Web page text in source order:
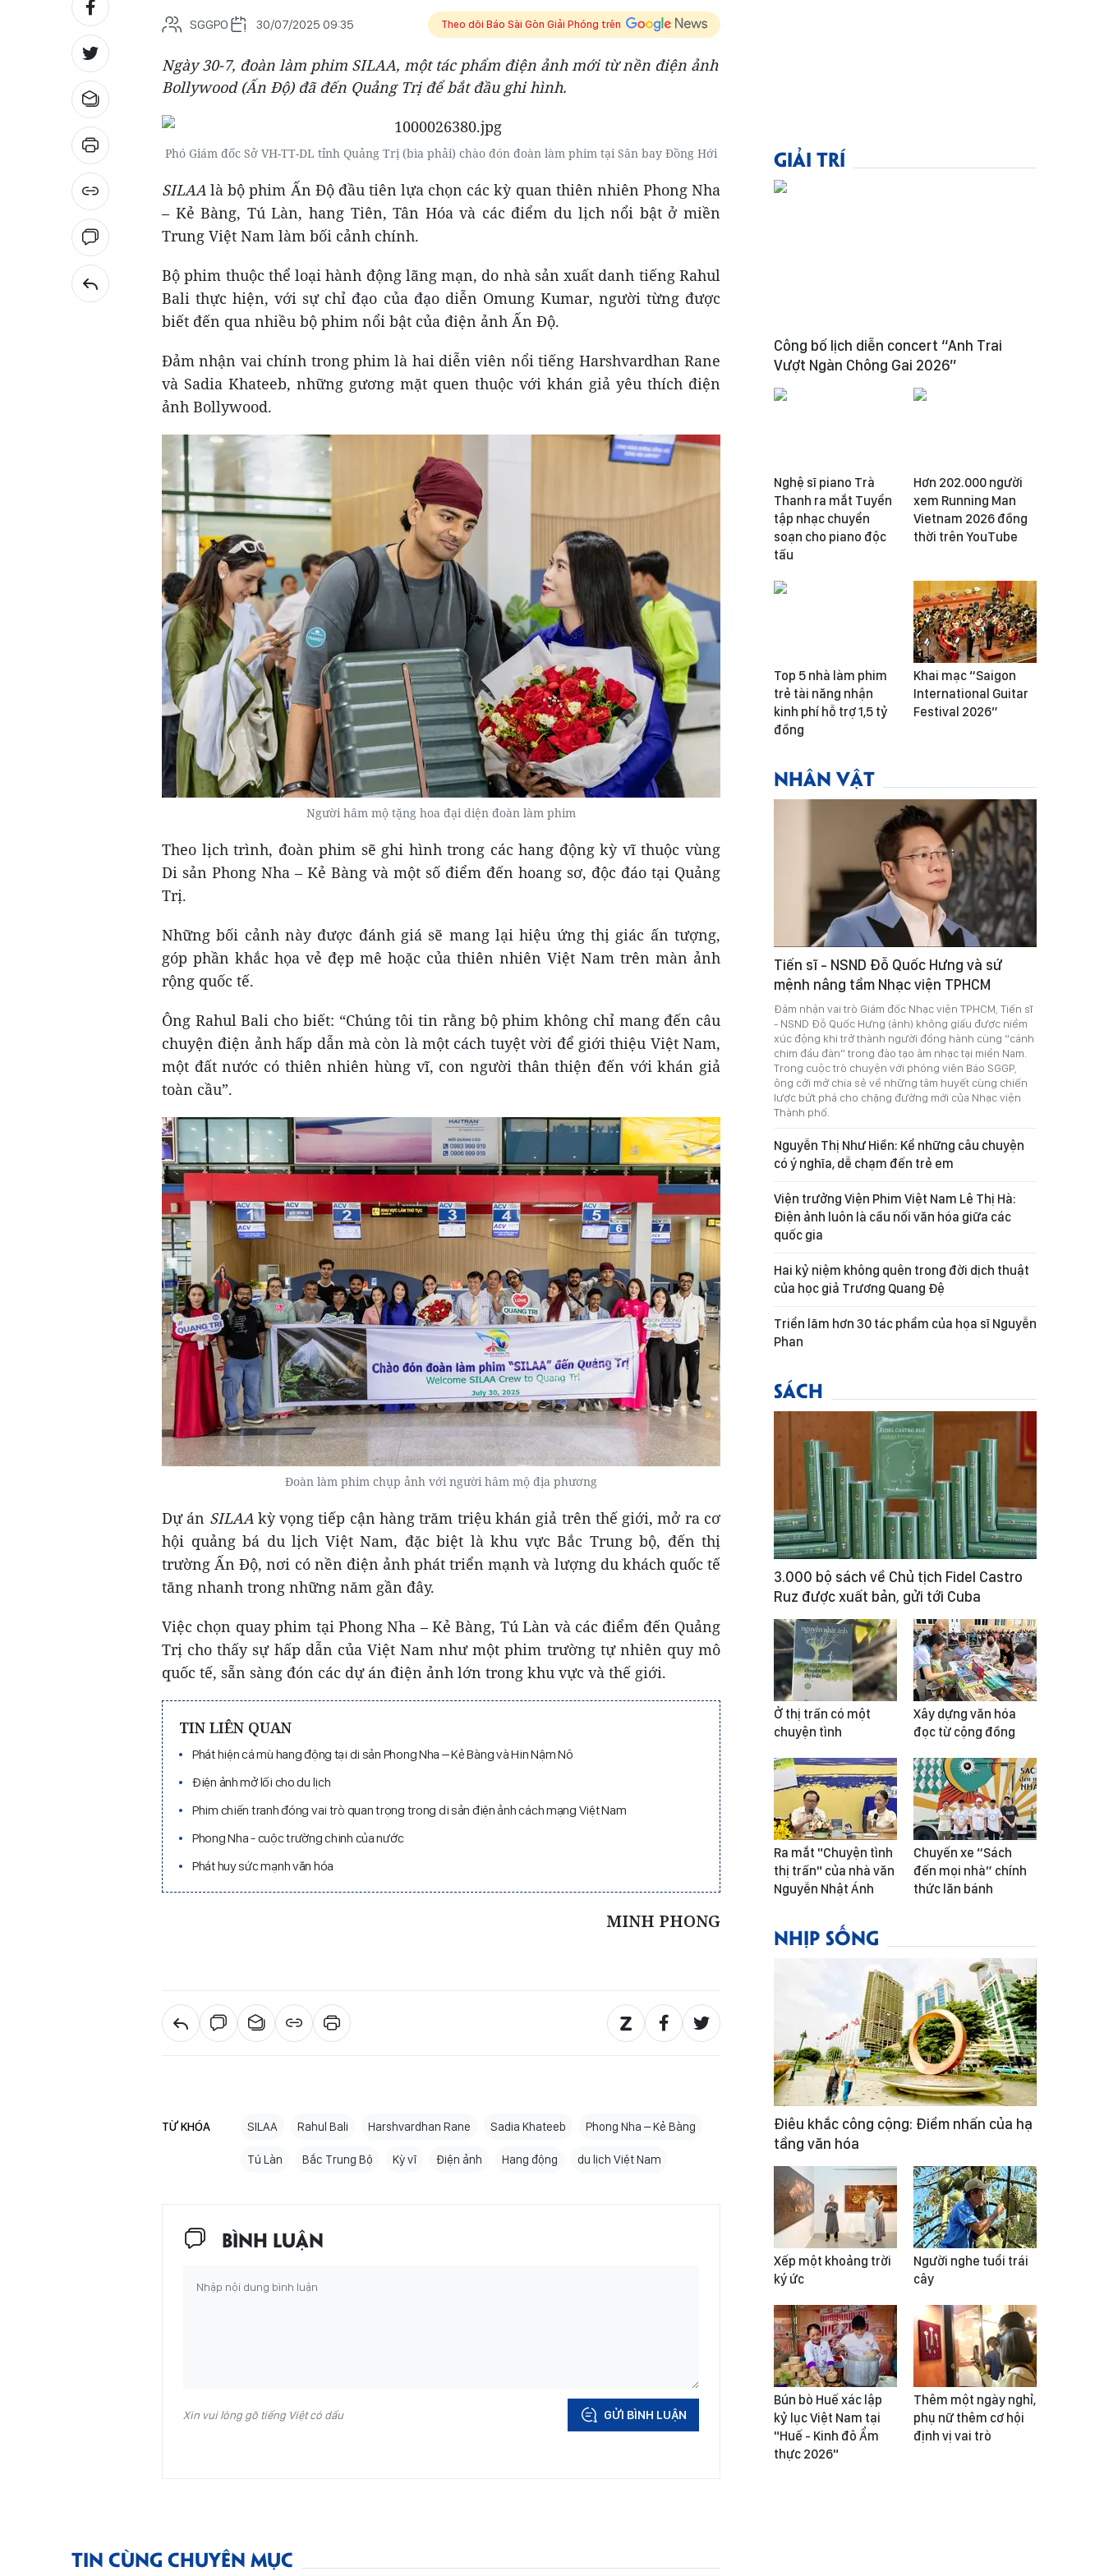
SGGPO 30/07/2025 09:35 Theo dõi Báo Sài Gòn Giải Phóng trên
Ngày 30-7, đoàn làm phim SILAA, một tác phẩm điện ảnh mới từ nền điện ảnh
Bollywood (Ấn Độ) đã đến Quảng Trị để bắt đầu ghi hình.
Phó Giám đốc Sở VH-TT-DL tỉnh Quảng Trị (bìa phải) chào đón đoàn làm phim tạiSân bay Đồng Hới
SILAA là bộ phim Ấn Độ đầu tiên lựa chọn các kỳ quan thiên nhiên Phong Nha
– Kẻ Bàng, Tú Làn, hang Tiên, Tân Hóa và các điểm du lịch nổi bật ở miền
Trung Việt Nam làm bối cảnh chính.
Bộ phim thuộc thể loại hành động lãng mạn, do nhà sản xuất danh tiếng Rahul
Bali thực hiện, với sự chỉ đạo của đạo diễn Omung Kumar, người từng được
biết đến qua nhiều bộ phim nổi bật của điện ảnh Ấn Độ.
Đảm nhận vai chính trong phim là hai diễn viên nổi tiếng Harshvardhan Rane
và Sadia Khateeb, những gương mặt quen thuộc với khán giả yêu thích điện
ảnh Bollywood.
Người hâm mộ tặng hoa đại diện đoàn làm phim
Theo lịch trình, đoàn phim sẽ ghi hình trong các hang động kỳ vĩ thuộc vùng
Di sản Phong Nha – Kẻ Bàng và một số điểm đến hoang sơ, độc đáo tại Quảng
Trị.
Những bối cảnh này được đánh giá sẽ mang lại hiệu ứng thị giác ấn tượng,
góp phần khắc họa vẻ đẹp mê hoặc của thiên nhiên Việt Nam trên màn ảnh
rộng quốc tế.
Ông Rahul Bali cho biết: “Chúng tôi tin rằng bộ phim không chỉ mang đến câu
chuyện điện ảnh hấp dẫn mà còn là một cách tuyệt vời để giới thiệu Việt Nam,
một đất nước có thiên nhiên hùng vĩ, con người thân thiện đến với khán giả
toàn cầu”.
Đoàn làm phim chụp ảnh với người hâm mộ địa phương
Dự án SILAAkỳ vọng tiếp cận hàng trăm triệu khán giả trên thế giới, mở ra cơ
hội quảng bá du lịch Việt Nam, đặc biệt là khu vực Bắc Trung bộ, đến thị
trường Ấn Độ, nơi có nền điện ảnh phát triển mạnh và lượng du khách quốc tế
tăng nhanh trong những năm gần đây.
Việc chọn quay phim tại Phong Nha – Kẻ Bàng, Tú Làn và các điểm đến Quảng
Trị cho thấy sự hấp dẫn của Việt Nam như một phim trường tự nhiên quy mô
quốc tế, sẵn sàng đón các dự án điện ảnh lớn trong khu vực và thế giới.
TIN LIÊN QUAN
Phát hiện cá mù hang động tại di sản Phong Nha – Kẻ Bàng và Hin Nậm Nô
Điện ảnh mở lối cho du lịch
Phim chiến tranh đóng vai trò quan trọng trong di sản điện ảnh cách mạng Việt Nam
Phong Nha - cuộc trường chinh của nước
Phát huy sức mạnh văn hóa
MINH PHONG
TỪ KHÓA SILAA Rahul Bali Harshvardhan Rane Sadia Khateeb Phong Nha – Kẻ Bàng
Tú Làn Bắc Trung Bộ Kỳ vĩ Điện ảnh Hang động du lịch Việt Nam
BÌNH LUẬN
Xin vui lòng gõ tiếng Việt có dấu GỬI BÌNH LUẬN
TIN CÙNG CHUYÊN MỤC
GIẢI TRÍ
Công bố lịch diễn concert “Anh Trai
Vượt Ngàn Chông Gai 2026”
Nghệ sĩ piano Trà
Thanh ra mắt Tuyển
tập nhạc chuyển
soạn cho piano độc
tấu
Hơn 202.000 người
xem Running Man
Vietnam 2026 đồng
thời trên YouTube
Top 5 nhà làm phim
trẻ tài năng nhận
kinh phí hỗ trợ 1,5 tỷ
đồng
Khai mạc “Saigon
International Guitar
Festival 2026”
NHÂN VẬT
Tiến sĩ - NSND Đỗ Quốc Hưng và sứ
mệnh nâng tầm Nhạc viện TPHCM
Đảm nhận vai trò Giám đốc Nhạc viện TPHCM, Tiến sĩ
- NSND Đỗ Quốc Hưng (ảnh) không giấu được niềm
xúc động khi trở thành người đồng hành cùng “cánh
chim đầu đàn” trong đào tạo âm nhạc tại miền Nam.
Trong cuộc trò chuyện với phóng viên Báo SGGP,
ông cởi mở chia sẻ về những tâm huyết cùng chiến
lược bứt phá cho chặng đường mới của Nhạc viện
Thành phố.
Nguyễn Thị Như Hiền: Kể những câu chuyện
có ý nghĩa, dễ chạm đến trẻ em
Viện trưởng Viện Phim Việt Nam Lê Thị Hà:
Điện ảnh luôn là cầu nối văn hóa giữa các
quốc gia
Hai kỷ niệm không quên trong đời dịch thuật
của học giả Trương Quang Đệ
Triển lãm hơn 30 tác phẩm của họa sĩ Nguyễn
Phan
SÁCH
3.000 bộ sách về Chủ tịch Fidel Castro
Ruz được xuất bản, gửi tới Cuba
Ở thị trấn có một
chuyện tình
Xây dựng văn hóa
đọc từ cộng đồng
Ra mắt "Chuyện tình
thị trấn" của nhà văn
Nguyễn Nhật Ánh
Chuyến xe “Sách
đến mọi nhà” chính
thức lăn bánh
NHỊP SỐNG
Điêu khắc công cộng: Điểm nhấn của hạ
tầng văn hóa
Xếp một khoảng trời
ký ức
Người nghe tuổi trái
cây
Bún bò Huế xác lập
kỷ lục Việt Nam tại
"Huế - Kinh đô Ẩm
thực 2026"
Thêm một ngày nghỉ,
phụ nữ thêm cơ hội
định vị vai trò